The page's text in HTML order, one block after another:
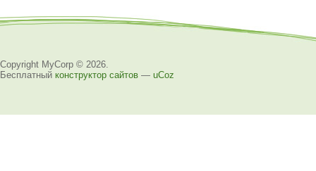
Copyright MyCorp © 2026
Бесплатный конструктор сайтов — uCoz